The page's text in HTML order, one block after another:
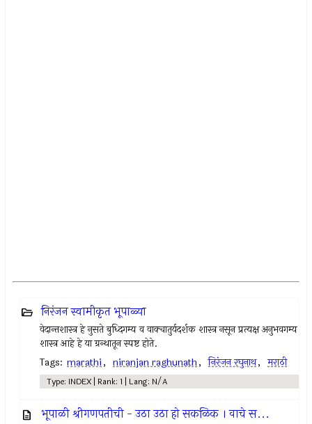
निरंजन स्वामीकृत भूपाळ्या
वेदान्तशास्त्र हे नुसते बुध्दिगम्य व वाक्‍चातुर्यदर्शक शास्त्र नसून प्रत्यक्ष अनुभवगम्य
शास्त्र आहे हे या ग्रन्थातून स्पष्ट होते.
Tags: marathi, niranjan raghunath, निरंजन रघुनाथ, मराठी
Type: INDEX | Rank: 1 | Lang: N/A
भूपाळी श्रीगणपतीची - उठा उठा हो सकळिक । वाचे स...